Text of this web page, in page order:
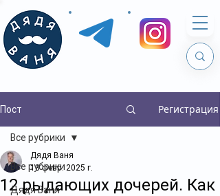
Пост Регистрация
Все рубрики
Дядя Ваня
Все рубрики
12 рыдающих дочерей. Как
Дядя Ваня
13 февр. 2025 г.